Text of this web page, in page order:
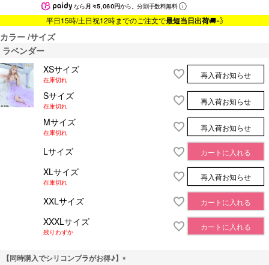
なら 月々5,060円から。分割手数料無料
平日15時/土日祝12時までのご注文で最短当日出荷🚚💨
カラー サイズ
ラベンダー
XSサイズ
在庫切れ
再入荷お知らせ
Sサイズ
在庫切れ
再入荷お知らせ
Mサイズ
在庫切れ
再入荷お知らせ
Lサイズ カートに入れる
XLサイズ
在庫切れ
再入荷お知らせ
XXLサイズ カートに入れる
XXXLサイズ
残りわずか
カートに入れる
【同時購入でシリコンブラがお得♪】